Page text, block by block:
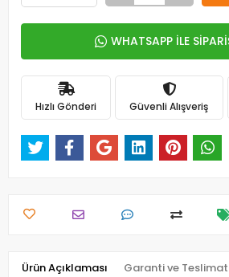
WHATSAPP İLE
Hızlı Gönderi Güvenli Alışveriş
Ürün Açıklaması Garanti ve Teslimat